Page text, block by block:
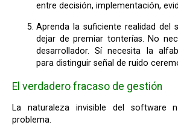
entre decisión, implementación,
Aprenda la suficiente realidad del software como para
dejar de premiar tonterías. No
desarrollador. Sí necesita la
para distinguir señal de ruido
El verdadero fracaso de gestión
La naturaleza invisible del software no es el verdadero
problema.